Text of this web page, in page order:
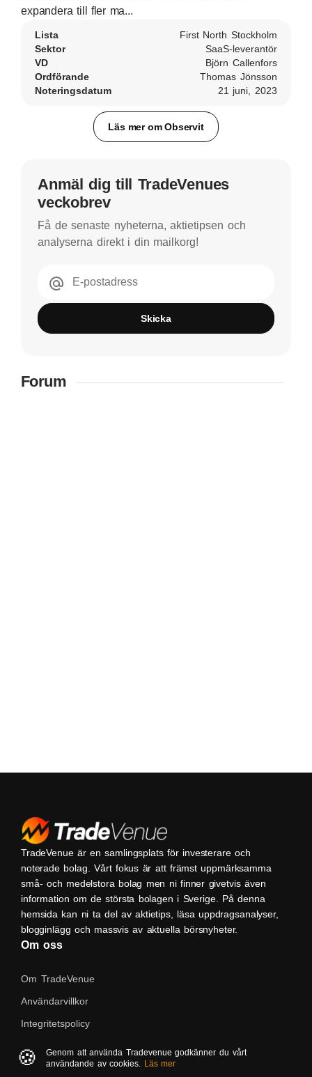
expandera till fler ma...
Lista
First North Stockholm
Sektor
SaaS-leverantör
VD
Björn Callenfors
Ordförande
Thomas Jönsson
Noteringsdatum
21 juni, 2023
Läs mer om Observit
Anmäl dig till TradeVenues
veckobrev
Få de senaste nyheterna, aktietipsen och
analyserna direkt i din mailkorg!
E-postadress
Skicka
Forum
TradeVenue är en samlingsplats för investerare och
noterade bolag. Vårt fokus är att främst uppmärksamma
små- och medelstora bolag men ni finner givetvis även
information om de största bolagen i Sverige. På denna
hemsida kan ni ta del av aktietips, läsa uppdragsanalyser,
blogginlägg och massvis av aktuella börsnyheter.
Om oss
Om TradeVenue
Användarvillkor
Integritetspolicy
Native
🍪
Genom att använda Tradevenue godkänner du vårt
användande av cookies. Läs mer